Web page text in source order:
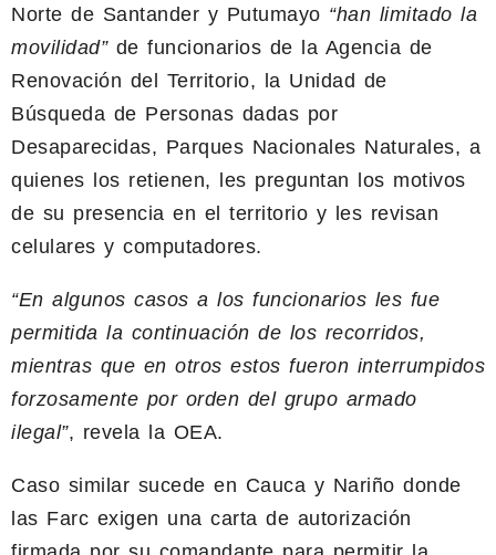
Norte de Santander y Putumayo “han limitado la
movilidad”de funcionarios de la Agencia de
Renovación del Territorio, la Unidad de
Búsqueda de Personas dadas por
Desaparecidas, Parques Nacionales Naturales, a
quienes los retienen, les preguntan los motivos
de su presencia en el territorio y les revisan
celulares y computadores.
“En algunos casos a los funcionarios les fue
permitida la continuación de los recorridos,
mientras que en otros estos fueron interrumpidos
forzosamente por orden del grupo armado
ilegal”, revela la OEA.
Caso similar sucede en Cauca y Nariño donde
las Farc exigen una carta de autorización